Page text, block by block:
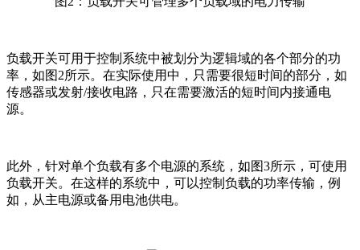
负载开关可用于控制系统中被划分为逻辑域的各个部分的功
率，如图2所示。在实际使用中，只需要很短时间的部分，如
传感器或发射/接收电路，只在需要激活的短时间内接通电
源。
此外，针对单个负载有多个电源的系统，如图3所示，可使用
负载开关。在这样的系统中，可以控制负载的功率传输，例
如，从主电源或备用电池供电。